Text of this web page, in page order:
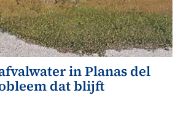
in Planas del
dat blijft